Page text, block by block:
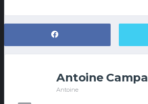
Antoine Campa
Antoine